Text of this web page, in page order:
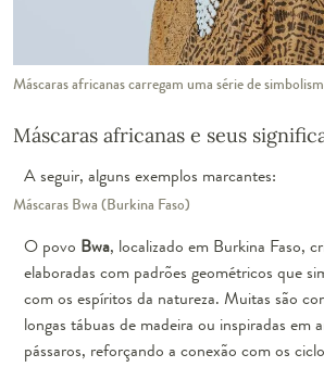
Máscaras africanas carregam uma série de
Máscaras africanas e seus
A seguir, alguns exemplos marcantes:
Máscaras Bwa (Burkina Faso)
O povo Bwa, localizado em Burkina Faso,
elaboradas com padrões geométricos que
com os espíritos da natureza. Muitas são
longas tábuas de madeira ou inspiradas em
pássaros, reforçando a conexão com os